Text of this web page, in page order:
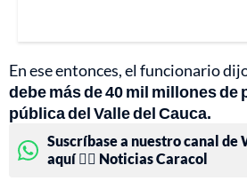
En ese entonces, el funcionario
debe más de 40 mil millones de
pública del Valle del Cauca.
Suscríbase a nuestro canal de
aquí 👉🏻 Noticias Caracol